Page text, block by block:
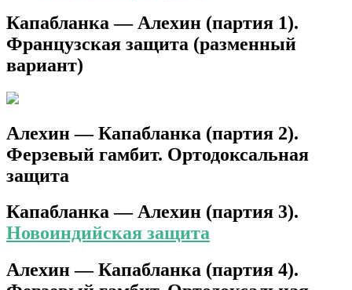
Капабланка — Алехин (партия 1).
Французская защита (разменный
вариант)
Алехин — Капабланка (партия 2).
Ферзевый гамбит. Ортодоксальная
защита
Капабланка — Алехин (партия 3).
Новоиндийская защита
Алехин — Капабланка (партия 4).